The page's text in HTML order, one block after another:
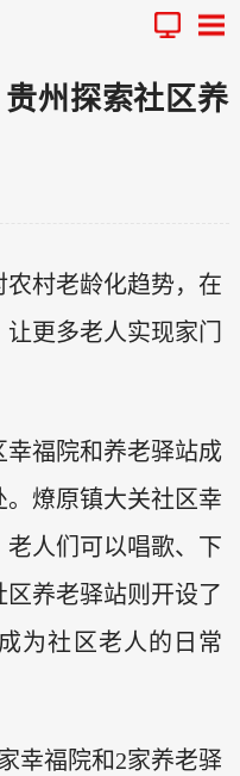
州探索社区养
农村老龄化趋势，在
更多老人实现家门
福院和养老驿站成
燎原镇大关社区幸
人们可以唱歌、下
养老驿站则开设了
为社区老人的日常
幸福院和2家养老驿